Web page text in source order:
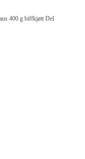
400 g biffkjøtt Del